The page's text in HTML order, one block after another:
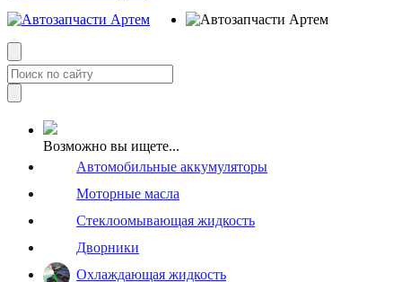
Возможно вы ищете...
Автомобильные аккумуляторы
Моторные масла
Стеклоомывающая жидкость
Дворники
Охлаждающая жидкость